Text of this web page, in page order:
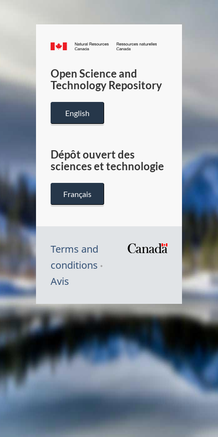
Canada.ca
/
Canada
Open Science and
Technology Repository
English
Dépôt ouvert des
sciences et technologie
Français
Terms and
conditions
Avis
Symbole
du
Canada